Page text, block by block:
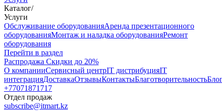
Каталог/
Услуги
Oбслуживание оборудованияАренда презентационного
оборудованияМонтаж и наладка оборудованияРемонт
оборудования
Перейти в раздел
Распродажа Скидки до 20%
О компанииСервисный центрIT дистрибуцияIT
интеграцияДоставкаОтзывыКонтактыБлаготворительность
+77071871717
Отдел продаж
subscribe@itmart.kz